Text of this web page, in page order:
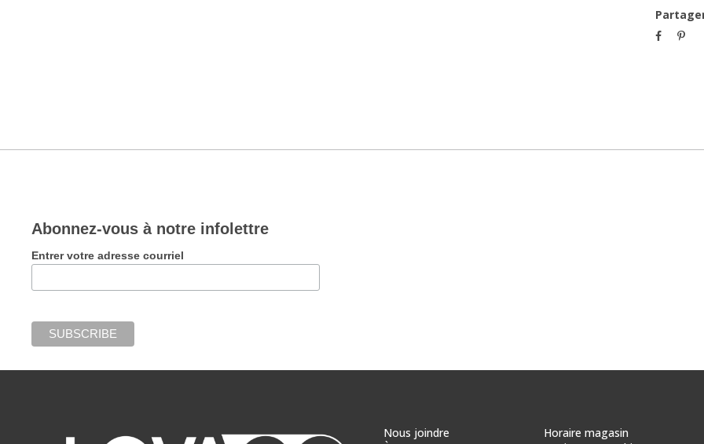
Abonnez-vous à notre infolettre
Entrer votre adresse courriel
Nous joindre
Horaire magasin